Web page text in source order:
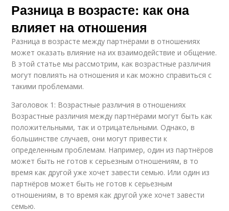
Разница в возрасте: как она
влияет на отношения
Разница в возрасте между партнёрами в отношениях
может оказать влияние на их взаимодействие и общение.
В этой статье мы рассмотрим, как возрастные различия
могут повлиять на отношения и как можно справиться с
такими проблемами.
Заголовок 1: Возрастные различия в отношениях
Возрастные различия между партнёрами могут быть как
положительными, так и отрицательными. Однако, в
большинстве случаев, они могут привести к
определенным проблемам. Например, один из партнёров
может быть не готов к серьезным отношениям, в то
время как другой уже хочет завести семью. Или один из
партнёров может быть не готов к серьезным
отношениям, в то время как другой уже хочет завести
семью.